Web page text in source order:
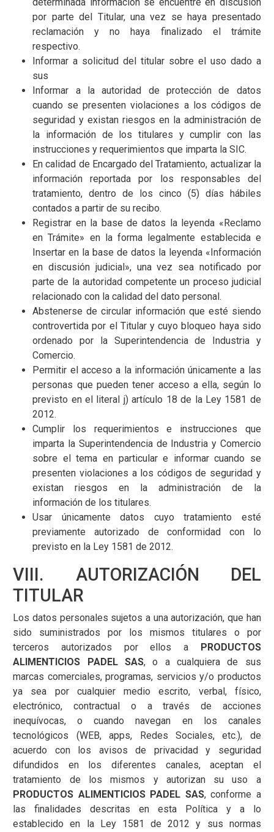
por parte del Titular, una vez se haya presentado
reclamación y no haya finalizado el trámite
respectivo.
Informar a solicitud del titular sobre el uso dado a
sus
Informar a la autoridad de protección de datos
cuando se presenten violaciones a los códigos de
seguridad y existan riesgos en la administración de
la información de los titulares y cumplir con las
instrucciones y requerimientos que imparta la SIC.
En calidad de Encargado del Tratamiento, actualizar la
información reportada por los responsables del
tratamiento, dentro de los cinco (5) días hábiles
contados a partir de su recibo.
Registrar en la base de datos la leyenda «Reclamo
en Trámite» en la forma legalmente establecida e
Insertar en la base de datos la leyenda «Información
en discusión judicial», una vez sea notificado por
parte de la autoridad competente un proceso judicial
relacionado con la calidad del dato personal.
Abstenerse de circular información que esté siendo
controvertida por el Titular y cuyo bloqueo haya sido
ordenado por la Superintendencia de Industria y
Comercio.
Permitir el acceso a la información únicamente a las
personas que pueden tener acceso a ella, según lo
previsto en el literal j) artículo 18 de la Ley 1581 de
2012.
Cumplir los requerimientos e instrucciones que
imparta la Superintendencia de Industria y Comercio
sobre el tema en particular e informar cuando se
presenten violaciones a los códigos de seguridad y
existan riesgos en la administración de la
información de los titulares.
Usar únicamente datos cuyo tratamiento esté
previamente autorizado de conformidad con lo
previsto en la Ley 1581 de 2012.
VIII. AUTORIZACIÓN DEL
TITULAR
Los datos personales sujetos a una autorización, que han
sido suministrados por los mismos titulares o por
terceros autorizados por ellos a PRODUCTOS
ALIMENTICIOS PADEL SAS, o a cualquiera de sus
marcas comerciales, programas, servicios y/o productos
ya sea por cualquier medio escrito, verbal, físico,
electrónico, contractual o a través de acciones
inequívocas, o cuando navegan en los canales
tecnológicos (WEB, apps, Redes Sociales, etc.), de
acuerdo con los avisos de privacidad y seguridad
difundidos en los diferentes canales, aceptan el
tratamiento de los mismos y autorizan su uso a
PRODUCTOS ALIMENTICIOS PADEL SAS, conforme a
las finalidades descritas en esta Política y a lo
establecido en la Ley 1581 de 2012 y sus normas